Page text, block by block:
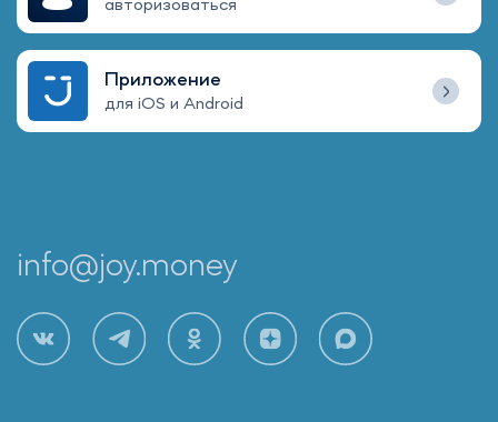
авторизоваться
Приложение
для iOS и Android
info@joy.money